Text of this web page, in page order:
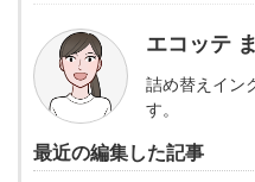
エコッテ
詰め替えイン
す。
最近の編集した記事